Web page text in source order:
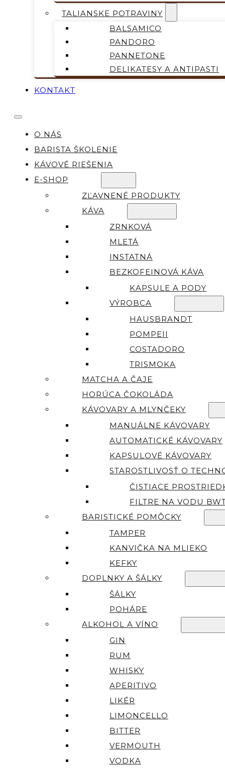
TALIANSKE POTRAVINY
BALSAMICO
PANDORO
PANNETONE
DELIKATESY A ANTIPASTI
KONTAKT
O NÁS
BARISTA ŠKOLENIE
KÁVOVÉ RIEŠENIA
E-SHOP
ZĽAVNENÉ PRODUKTY
KÁVA
ZRNKOVÁ
MLETÁ
INSTATNÁ
BEZKOFEINOVÁ KÁVA
KAPSULE A PODY
VÝROBCA
HAUSBRANDT
POMPEII
COSTADORO
TRISMOKA
MATCHA A ČAJE
HORÚCA ČOKOLÁDA
KÁVOVARY A MLYNČEKY
MANUÁLNE KÁVOVARY
AUTOMATICKÉ KÁVOVARY
KAPSULOVÉ KÁVOVARY
STAROSTLIVOSŤ O
ČISTIACE
FILTRE NA VODU
BARISTICKÉ POMÔCKY
TAMPER
KANVIČKA NA MLIEKO
KEFKY
DOPLNKY A ŠÁLKY
ŠÁLKY
POHÁRE
ALKOHOL A VÍNO
GIN
RUM
WHISKY
APERITIVO
LIKÉR
LIMONCELLO
BITTER
VERMOUTH
VODKA